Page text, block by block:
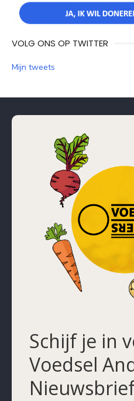
VOLG ONS OP TWITTER
Mijn tweets
Schijf je in
Voedsel